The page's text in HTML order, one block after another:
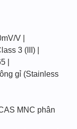
V |
3 (III) |
|
gỉ (Stainless
MNC phân